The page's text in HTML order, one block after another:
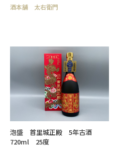
酒本舗 太右衛門
泡盛 首里城正殿 5年古酒
720ml 25度